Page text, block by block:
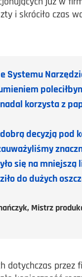
i skróciło czas
Systemu
korzysta z
decyzją pod
się na
do dużych
Mistrz
dotychczas